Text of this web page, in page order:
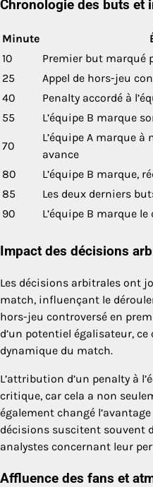
Chronologie des buts et
Minute
10
Premier but marqué
25
Appel de hors-jeu
40
Penalty accordé à
55
L’équipe B marque
70
L’équipe A marque
avance
80
L’équipe B marque,
85
Les deux derniers
90
L’équipe B marque
Impact des décisions
Les décisions arbitrales ont
match, influençant le
hors-jeu controversé en
d’un potentiel égalisateur,
dynamique du match.
L’attribution d’un penalty à
critique, car cela a non
également changé
décisions suscitent souvent
analystes concernant leur
Affluence des fans et